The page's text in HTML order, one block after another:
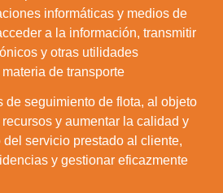
informáticas y medios de
a la información, transmitir
y otras utilidades
de transporte
de seguimiento de flota, al objeto
y aumentar la calidad y
servicio prestado al cliente,
y gestionar eficazmente